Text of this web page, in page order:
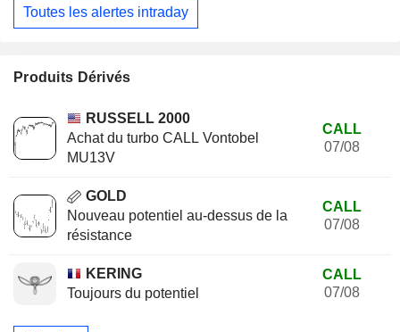
Toutes les alertes intraday
Produits Dérivés
RUSSELL 2000
Achat du turbo CALL Vontobel
MU13V
CALL
07/08
GOLD
Nouveau potentiel au-dessus de la
résistance
CALL
07/08
KERING
Toujours du potentiel
CALL
07/08